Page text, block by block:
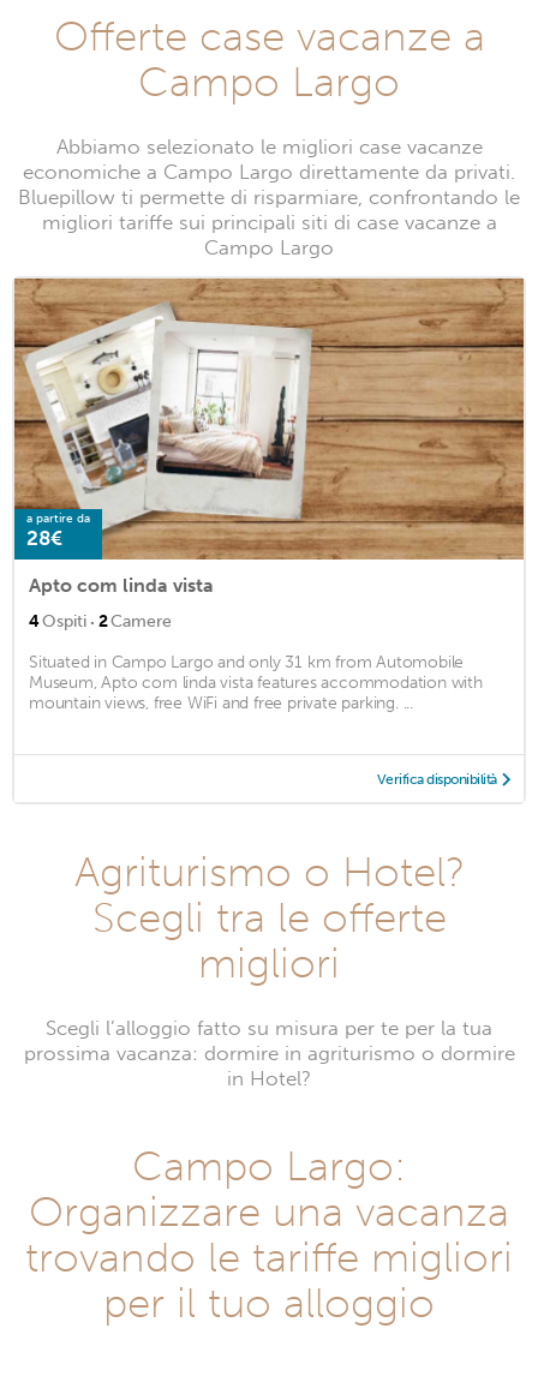
Offerte case vacanze a
Campo Largo
Abbiamo selezionato le migliori case vacanze
economiche a Campo Largo direttamente da privati.
Bluepillow ti permette di risparmiare, confrontando le
migliori tariffe sui principali siti di case vacanze a
Campo Largo
a partire da
28€
Apto com linda vista
4Ospiti · 2Camere
Situated in Campo Largo and only 31 km from Automobile
Museum, Apto com linda vista features accommodation with
mountain views, free WiFi and free private parking. ...
Verifica disponibilità
Agriturismo o Hotel?
Scegli tra le offerte
migliori
Scegli l’alloggio fatto su misura per te per la tua
prossima vacanza: dormire in agriturismo o dormire
in Hotel?
Campo Largo:
Organizzare una vacanza
trovando le tariffe migliori
per il tuo alloggio